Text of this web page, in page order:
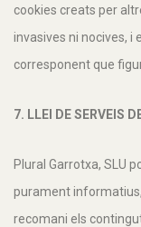
cookies creats per
invasives ni nocives, i
corresponent que
7. LLEI DE SERVEIS
Plural Garrotxa, SLU
purament
recomani els